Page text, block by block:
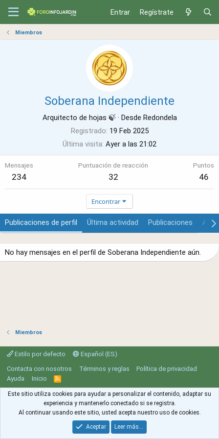
Entrar Regístrate
Miembros
Soberana Independiente
Arquitecto de hojas 🍃 · Desde Redondela
Registrado 19 Feb 2025
Última visita Ayer a las 21:02
Mensajes
234
Puntuación de reacción
32
Puntos
46
Encontrar
Publicaciones de perfil Última actividad Publicaciones
No hay mensajes en el perfil de Soberana Independiente aún.
Miembros
Estilo por defecto
Español (ES)
Contacta con nosotros
Términos y reglas
Política de privacidad
Ayuda
Inicio
R
S
S
Este sitio utiliza cookies para ayudar a personalizar el contenido, adaptar su
experiencia y mantenerlo conectado si se registra.
Al continuar usando este sitio, usted acepta nuestro uso de cookies.
Aceptar Leer más…